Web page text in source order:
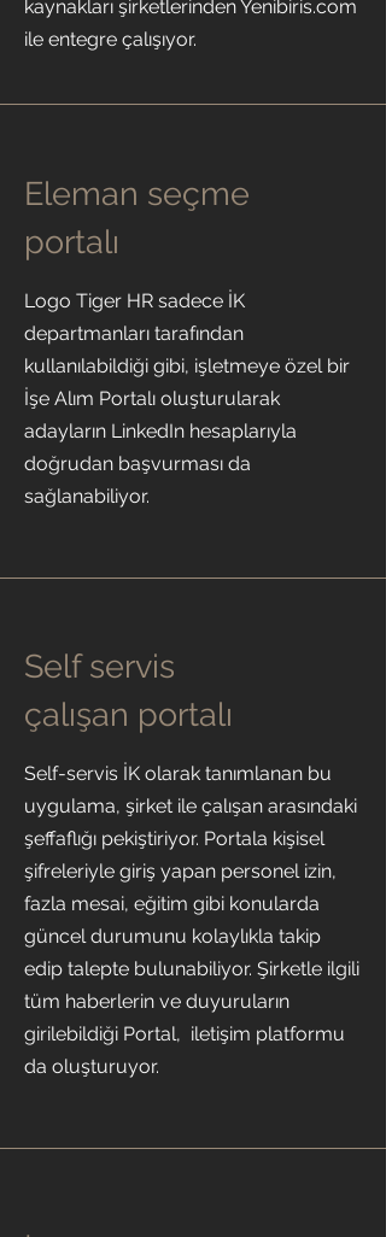
kaynakları şirketlerinden Yenibiris.com
ile entegre çalışıyor.
Eleman seçme
portalı
Logo Tiger HR sadece İK
departmanları tarafından
kullanılabildiği gibi, işletmeye özel bir
İşe Alım Portalı oluşturularak
adayların LinkedIn hesaplarıyla
doğrudan başvurması da
sağlanabiliyor.
Self servis
çalışan portalı
Self-servis İK olarak tanımlanan bu
uygulama, şirket ile çalışan arasındaki
şeffaflığı pekiştiriyor. Portala kişisel
şifreleriyle giriş yapan personel izin,
fazla mesai, eğitim gibi konularda
güncel durumunu kolaylıkla takip
edip talepte bulunabiliyor. Şirketle ilgili
tüm haberlerin ve duyuruların
girilebildiği Portal, iletişim platformu
da oluşturuyor.